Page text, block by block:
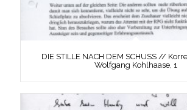
DIE STILLE NACH DEM SCHUSS //
Wolfgang Kohlhaase, 1